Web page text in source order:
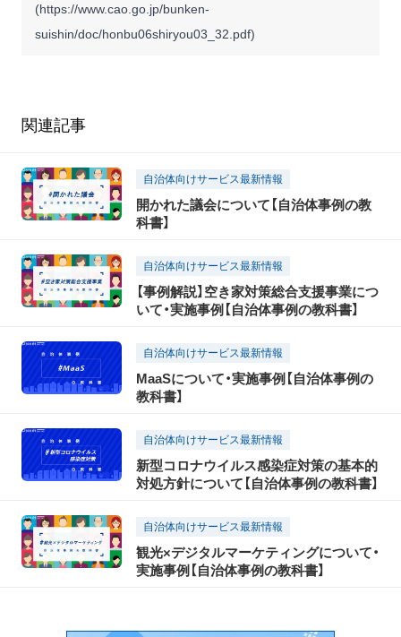
(https://www.cao.go.jp/bunken-
suishin/doc/honbu06shiryou03_32.pdf)
関連記事
自治体向けサービス最新情報
開かれた議会について【自治体事例の教
科書】
自治体向けサービス最新情報
【事例解説】空き家対策総合支援事業につ
いて・実施事例【自治体事例の教科書】
自治体向けサービス最新情報
MaaSについて・実施事例【自治体事例の
教科書】
自治体向けサービス最新情報
新型コロナウイルス感染症対策の基本的
対処方針について【自治体事例の教科書】
自治体向けサービス最新情報
観光×デジタルマーケティングについて・
実施事例【自治体事例の教科書】